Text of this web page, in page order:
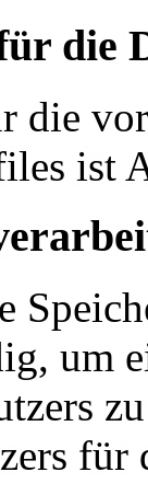
die
die
ist
um